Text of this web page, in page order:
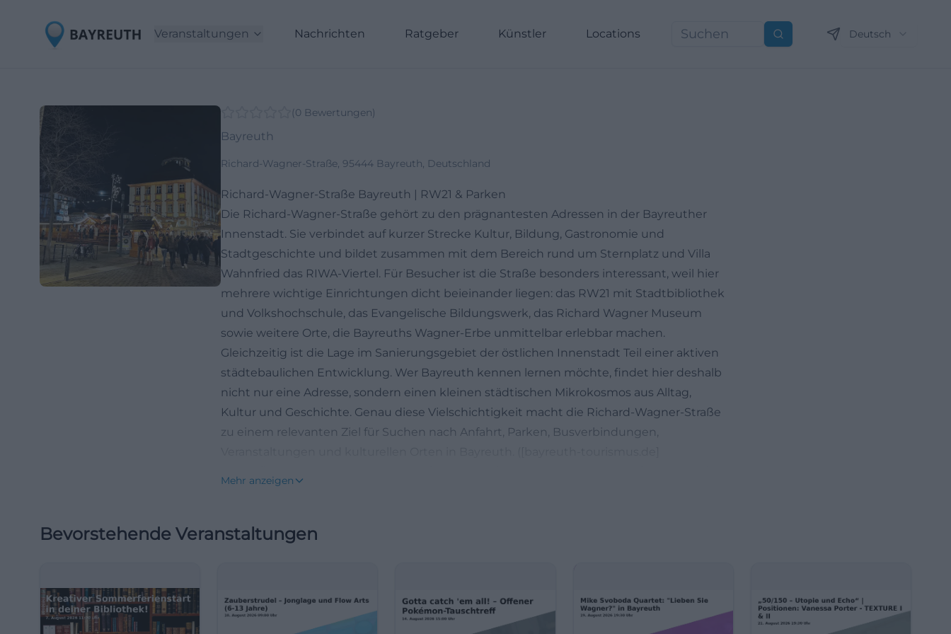
Veranstaltungen Nachrichten Ratgeber Künstler Locations Suchen Deutsch
(0 Bewertungen)
Bayreuth
Richard-Wagner-Straße, 95444 Bayreuth, Deutschland
Richard-Wagner-Straße Bayreuth | RW21 & Parken
Die Richard-Wagner-Straße gehört zu den prägnantesten Adressen in der Bayreuther
Innenstadt. Sie verbindet auf kurzer Strecke Kultur, Bildung, Gastronomie und
Stadtgeschichte und bildet zusammen mit dem Bereich rund um Sternplatz und Villa
Wahnfried das RIWA-Viertel. Für Besucher ist die Straße besonders interessant, weil hier
mehrere wichtige Einrichtungen dicht beieinander liegen: das RW21 mit Stadtbibliothek
und Volkshochschule, das Evangelische Bildungswerk, das Richard Wagner Museum
sowie weitere Orte, die Bayreuths Wagner-Erbe unmittelbar erlebbar machen.
Gleichzeitig ist die Lage im Sanierungsgebiet der östlichen Innenstadt Teil einer aktiven
städtebaulichen Entwicklung. Wer Bayreuth kennen lernen möchte, findet hier deshalb
nicht nur eine Adresse, sondern einen kleinen städtischen Mikrokosmos aus Alltag,
Kultur und Geschichte. Genau diese Vielschichtigkeit macht die Richard-Wagner-Straße
zu einem relevanten Ziel für Suchen nach Anfahrt, Parken, Busverbindungen,
öffentlichen Nahverkehr eingebunden ist. Für die Stadtbibliothek und die
der Linie 314 angefahren. Zusätzlich fährt die Linie 223 abends sowie sonntags am
Vormittag auch die Haltestellen Sternplatz und Oberfrankenhalle an. Für Besucher, die
Mehr anzeigen
Bevorstehende Veranstaltungen